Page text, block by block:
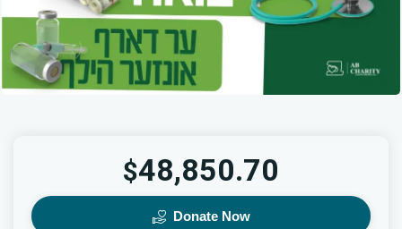
$48,850.70
Donate Now